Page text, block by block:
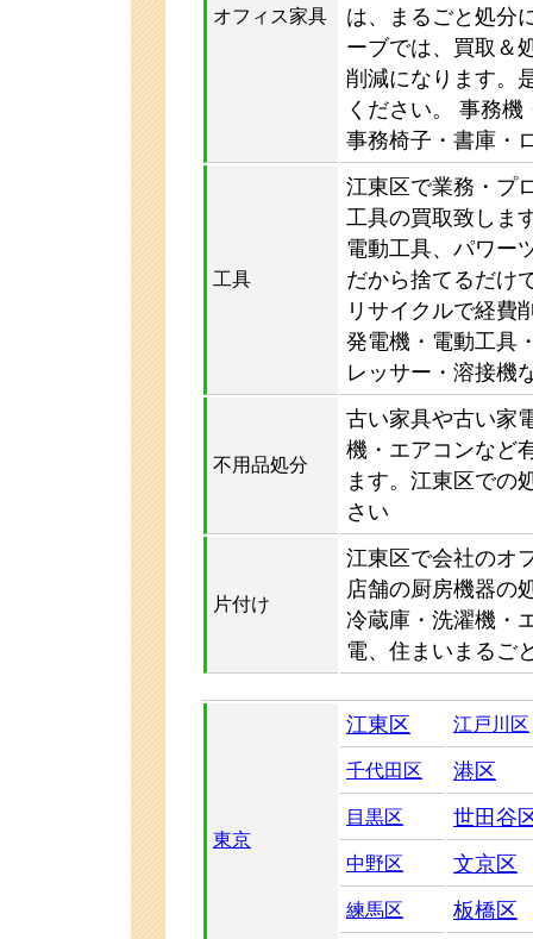
オフィス家具
は、まるごと処分
ーブでは、買取＆
削減になります。
ください。 事務
事務椅子・書庫・
工具
江東区で業務・プ
工具の買取致しま
電動工具、パワー
だから捨てるだけ
リサイクルで経費
発電機・電動工具
レッサー・溶接機
不用品処分
古い家具や古い家
機・エアコンなど
ます。江東区での
さい
片付け
江東区で会社のオ
店舗の厨房機器の
冷蔵庫・洗濯機・
電、住まいまるご
東京
江東区 江戸川区
千代田区 港区
目黒区 世田谷
中野区 文京区
練馬区 板橋区